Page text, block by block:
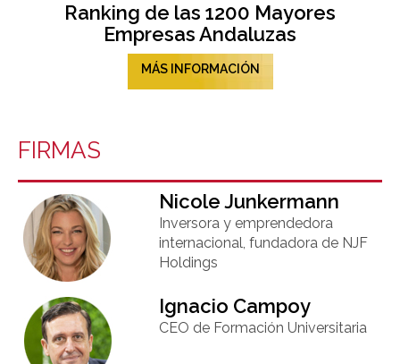
Ranking de las 1200 Mayores
Empresas Andaluzas
MÁS INFORMACIÓN
FIRMAS
Nicole Junkermann​
Inversora y emprendedora
internacional, fundadora de NJF
Holdings
Ignacio Campoy​
CEO de Formación Universitaria​